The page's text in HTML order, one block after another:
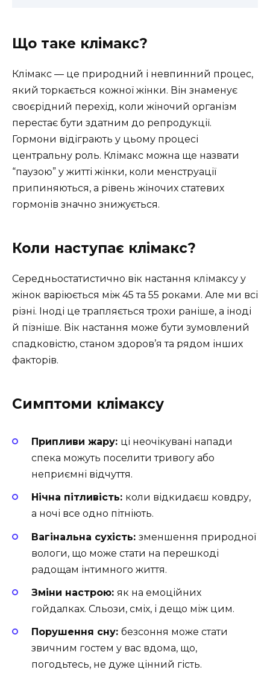
Що таке клімакс?
Клімакс — це природний і невпинний процес,
який торкається кожної жінки. Він знаменує
своєрідний перехід, коли жіночий організм
перестає бути здатним до репродукції.
Гормони відіграють у цьому процесі
центральну роль. Клімакс можна ще назвати
“паузою” у житті жінки, коли менструації
припиняються, а рівень жіночих статевих
гормонів значно знижується.
Коли наступає клімакс?
Середньостатистично вік настання клімаксу у
жінок варіюється між 45 та 55 роками. Але ми всі
різні. Іноді це трапляється трохи раніше, а іноді
й пізніше. Вік настання може бути зумовлений
спадковістю, станом здоров’я та рядом інших
факторів.
Симптоми клімаксу
Припливи жару: ці неочікувані напади
спека можуть поселити тривогу або
неприємні відчуття.
Нічна пітливість: коли відкидаєш ковдру,
а ночі все одно пітніють.
Вагінальна сухість: зменшення природної
вологи, що може стати на перешкоді
радощам інтимного життя.
Зміни настрою: як на емоційних
гойдалках. Сльози, сміх, і дещо між цим.
Порушення сну: безсоння може стати
звичним гостем у вас вдома, що,
погодьтесь, не дуже цінний гість.